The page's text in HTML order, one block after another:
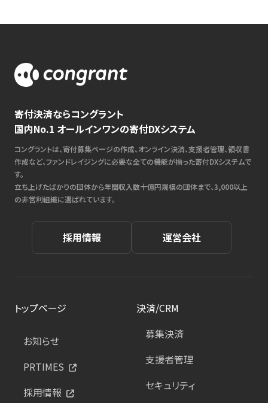
寄付決済ならコングラント
国内No.1 オールインワンの寄付DXシステム
コングラントは、寄付募集ページの作成、オンライン決済、支援者管理、領収書
作成など、ファンドレイジングに必要な全ての機能が揃った寄付DXシステムで
す。
立ち上げたばかりの団体から年間収入数十億円規模の団体まで、3,000以上
の非営利組織に選ばれています。
採用情報 運営会社
トップページ
お知らせ
PRTIMES
採用情報
決済/CRM
募集決済
支援者管理
セキュリティ